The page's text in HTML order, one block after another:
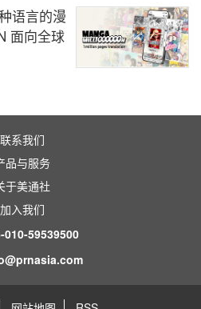
语言的漫
面向全球
联系我们
品与服务
于美通社
加入我们
010-59539500